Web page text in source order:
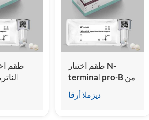
طقم
طقم اختبار N-
terminal pro-B من
النوع Natriuretic
Peptide (NT-
ديزملا أرقا